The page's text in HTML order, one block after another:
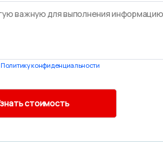
Политику конфиденциальности